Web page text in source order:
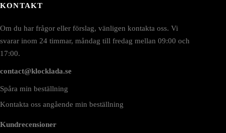
KONTAKT
Om du har frågor eller förslag, vänligen kontakta oss. Vi
svarar inom 24 timmar, måndag till fredag mellan 09:00 och
17:00.
contact@klocklada.se
Spåra min beställning
Kontakta oss angående min beställning
Kundrecensioner